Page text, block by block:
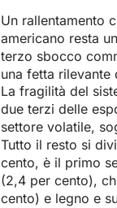
Un rallentamento
americano resta
terzo sbocco
una fetta
La fragilità del
due terzi delle
settore volatile,
Tutto il resto si
cento, è il primo
(2,4 per cento),
cento) e legno e